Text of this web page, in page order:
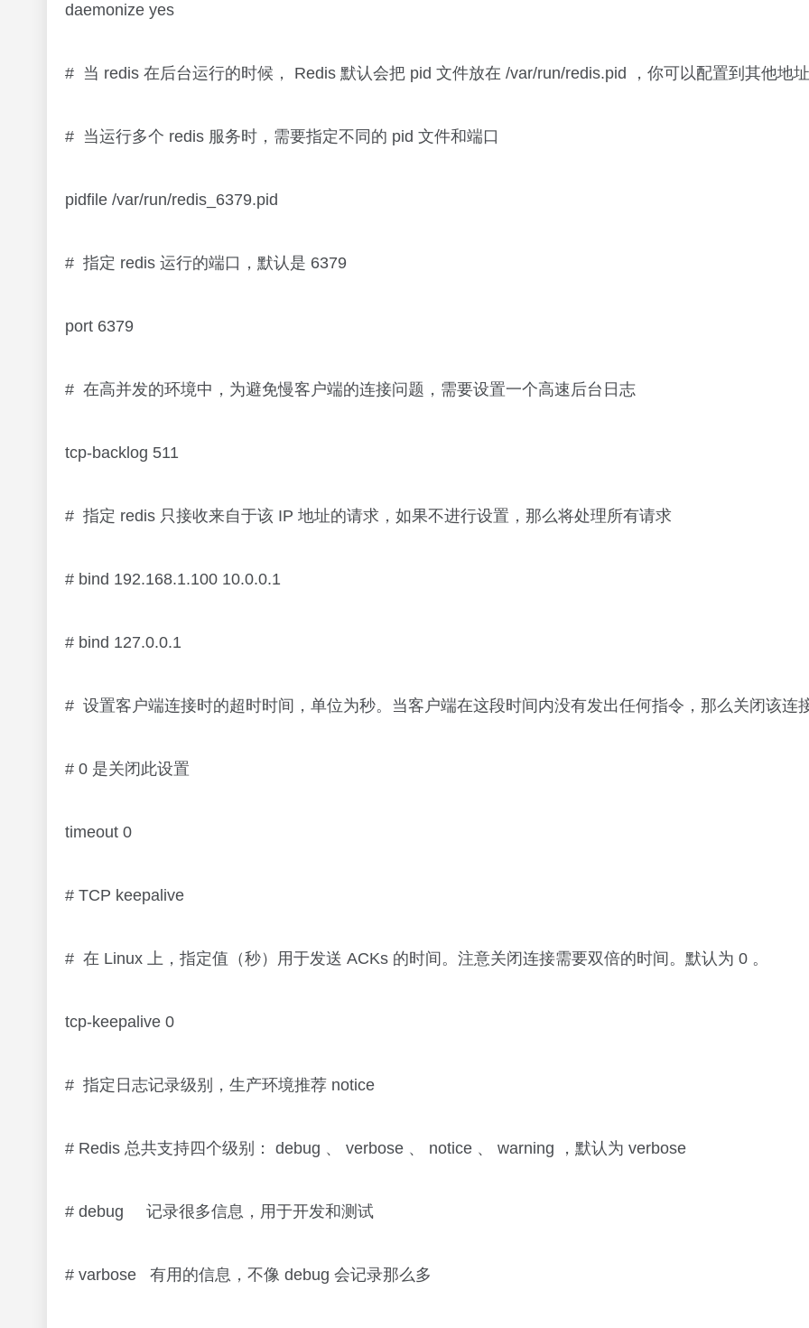
daemonize yes
# 当 redis 在后台运行的时候， Redis 默认会把 pid 文件放在 /var/run/redis.pid ，你可以配置到其他地
# 当运行多个 redis 服务时，需要指定不同的 pid 文件和端口
pidfile /var/run/redis_6379.pid
# 指定 redis 运行的端口，默认是 6379
port 6379
# 在高并发的环境中，为避免慢客户端的连接问题，需要设置一个高速后台日志
tcp-backlog 511
# 指定 redis 只接收来自于该 IP 地址的请求，如果不进行设置，那么将处理所有请求
# bind 192.168.1.100 10.0.0.1
# bind 127.0.0.1
# 设置客户端连接时的超时时间，单位为秒。当客户端在这段时间内没有发出任何指令，那么关闭该连
# 0 是关闭此设置
timeout 0
# TCP keepalive
# 在 Linux 上，指定值（秒）用于发送 ACKs 的时间。注意关闭连接需要双倍的时间。默认为 0 。
tcp-keepalive 0
# 指定日志记录级别，生产环境推荐 notice
# Redis 总共支持四个级别： debug 、 verbose 、 notice 、 warning ，默认为 verbose
# debug 记录很多信息，用于开发和测试
# varbose 有用的信息，不像 debug 会记录那么多